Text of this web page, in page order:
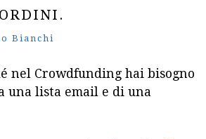
Bianchi
nel Crowdfunding hai bisogno
una lista email e di una